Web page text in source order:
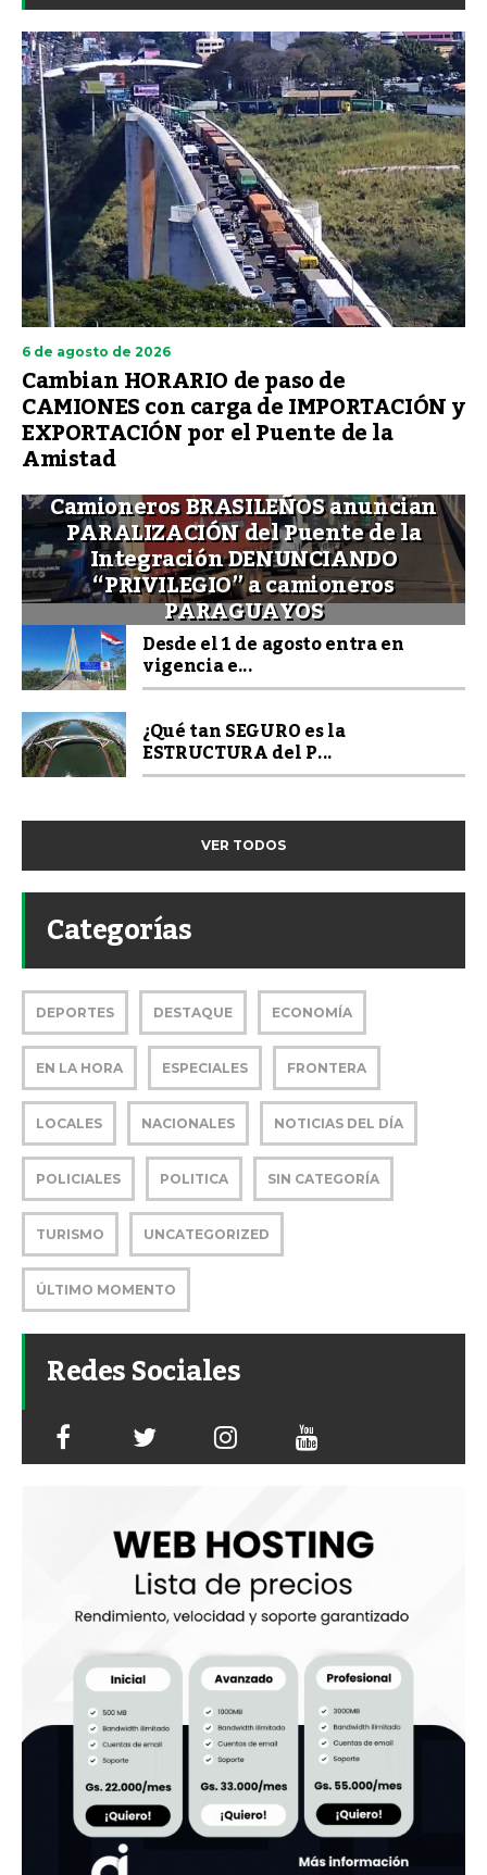
6 de agosto de 2026
Cambian HORARIO de paso de
CAMIONES con carga de IMPORTACIÓN y
EXPORTACIÓN por el Puente de la
Amistad
Camioneros BRASILEÑOS anuncian
PARALIZACIÓN del Puente de la
Integración DENUNCIANDO
“PRIVILEGIO” a camioneros
PARAGUAYOS
Desde el 1 de agosto entra en
vigencia e...
¿Qué tan SEGURO es la
ESTRUCTURA del P...
VER TODOS
Categorías
DEPORTES DESTAQUE ECONOMÍA
EN LA HORA ESPECIALES FRONTERA
LOCALES NACIONALES NOTICIAS DEL DÍA
POLICIALES POLITICA SIN CATEGORÍA
TURISMO UNCATEGORIZED
ÚLTIMO MOMENTO
Redes Sociales